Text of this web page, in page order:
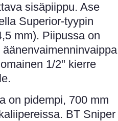
sisäpiippu. Ase
Superior-tyypin
mm). Piipussa on
1/2" kierre
on pidempi, 700 mm
BT Sniper